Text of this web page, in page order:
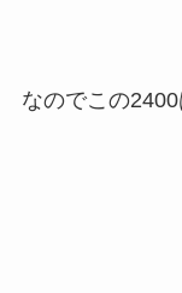
なのでこの